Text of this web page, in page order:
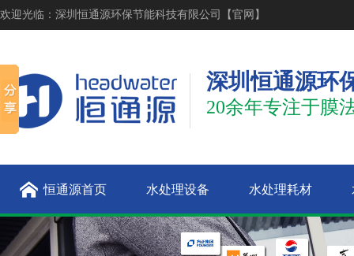
欢迎光临：深圳恒通源环保节能科技有限公司【官网】
深圳恒通源环
20余年专注于膜
恒通源首页 水处理设备 水处理耗材